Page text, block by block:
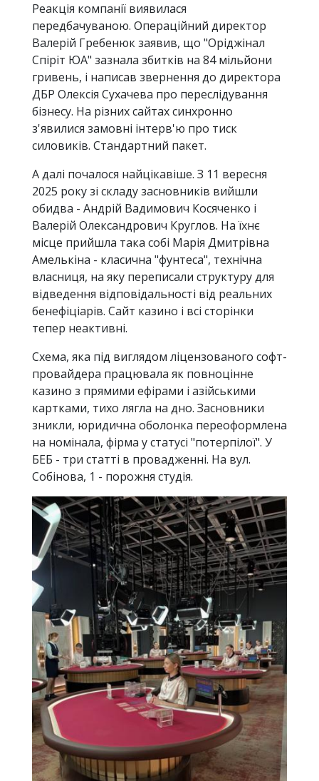
Реакція компанії виявилася
передбачуваною. Операційний директор
Валерій Гребенюк заявив, що "Оріджінал
Спіріт ЮА" зазнала збитків на 84 мільйони
гривень, і написав звернення до директора
ДБР Олексія Сухачева про переслідування
бізнесу. На різних сайтах синхронно
з'явилися замовні інтерв'ю про тиск
силовиків. Стандартний пакет.
А далі почалося найцікавіше. З 11 вересня
2025 року зі складу засновників вийшли
обидва - Андрій Вадимович Косяченко і
Валерій Олександрович Круглов. На їхнє
місце прийшла така собі Марія Дмитрівна
Амелькіна - класична "фунтеса", технічна
власниця, на яку переписали структуру для
відведення відповідальності від реальних
бенефіціарів. Сайт казино і всі сторінки
тепер неактивні.
Схема, яка під виглядом ліцензованого софт-
провайдера працювала як повноцінне
казино з прямими ефірами і азійськими
картками, тихо лягла на дно. Засновники
зникли, юридична оболонка переоформлена
на номінала, фірма у статусі "потерпілої". У
БЕБ - три статті в провадженні. На вул.
Собінова, 1 - порожня студія.